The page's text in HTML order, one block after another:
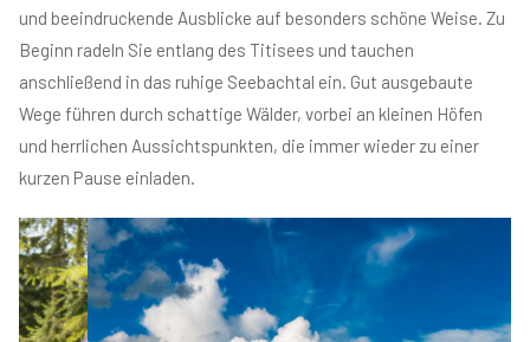
und beeindruckende Ausblicke auf besonders schöne Weise. Zu
Beginn radeln Sie entlang des Titisees und tauchen
anschließend in das ruhige Seebachtal ein. Gut ausgebaute
Wege führen durch schattige Wälder, vorbei an kleinen Höfen
und herrlichen Aussichtspunkten, die immer wieder zu einer
kurzen Pause einladen.